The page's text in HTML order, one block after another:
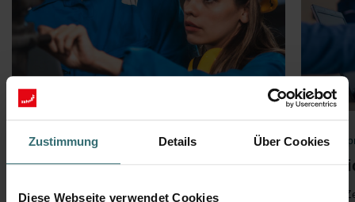
Zustimmung Details Über Cookies
Diese Webseite verwendet Cookies
Best practice
More opportunities for
Best
The